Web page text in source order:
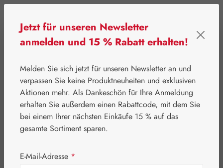
⌂ Eigenprodukte Nährstoffe
Prosfortil® Kapseln
Jetzt für unseren Newsletter
anmelden und 15 % Rabatt erhalten!
Melden Sie sich jetzt für unseren Newsletter an und
verpassen Sie keine Produktneuheiten und exklusiven
Aktionen mehr. Als Dankeschön für Ihre Anmeldung
erhalten Sie außerdem einen Rabattcode, mit dem Sie
bei einem Ihrer nächsten Einkäufe 15 % auf das
gesamte Sortiment sparen.
E-Mail-Adresse *